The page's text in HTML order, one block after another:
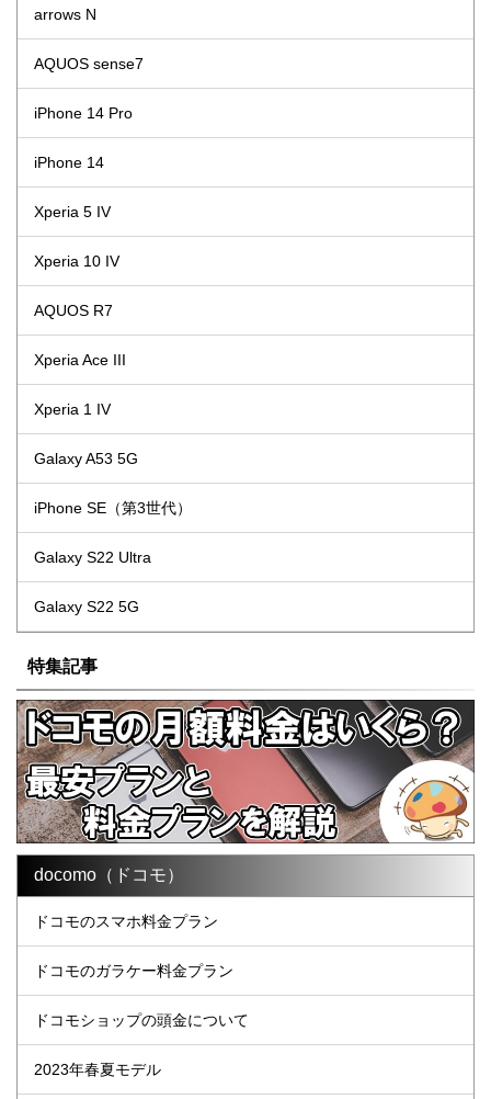
arrows N
AQUOS sense7
iPhone 14 Pro
iPhone 14
Xperia 5 IV
Xperia 10 IV
AQUOS R7
Xperia Ace III
Xperia 1 IV
Galaxy A53 5G
iPhone SE（第3世代）
Galaxy S22 Ultra
Galaxy S22 5G
特集記事
docomo（ドコモ）
ドコモのスマホ料金プラン
ドコモのガラケー料金プラン
ドコモショップの頭金について
2023年春夏モデル